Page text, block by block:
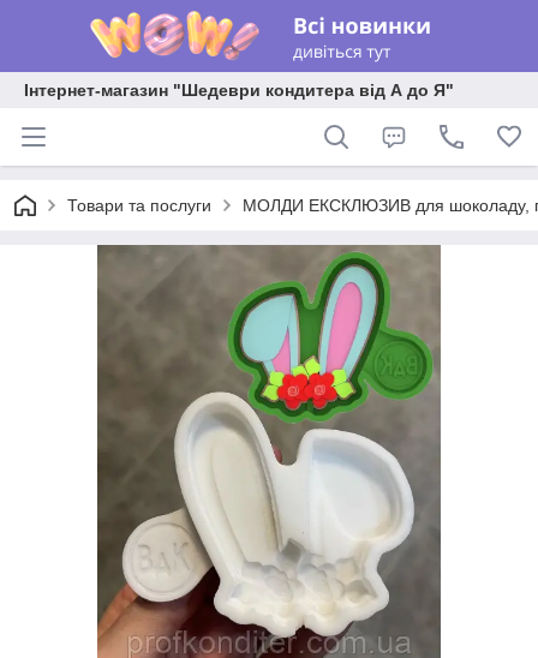
Інтернет-магазин "Шедеври кондитера від А до Я"
Товари та послуги МОЛДИ ЕКСКЛЮЗИВ для шоколаду,